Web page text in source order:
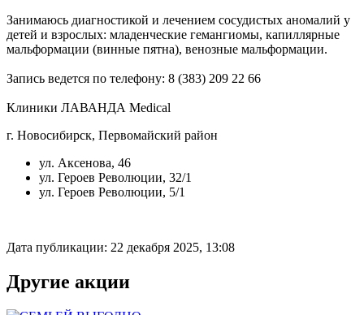
Занимаюсь диагностикой и лечением сосудистых аномалий у
детей и взрослых: младенческие гемангиомы, капиллярные
мальформации (винные пятна), венозные мальформации.
Запись ведется по телефону: 8 (383) 209 22 66
Клиники ЛАВАНДА Medical
г. Новосибирск, Первомайский район
ул. Аксенова, 46
ул. Героев Революции, 32/1
ул. Героев Революции, 5/1
Дата публикации: 22 декабря 2025, 13:08
Другие акции